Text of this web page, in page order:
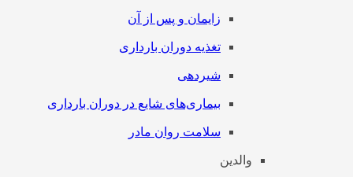
زایمان و پس از آن
تغذیه دوران بارداری
شیردهی
بیماری‌های شایع در دوران بارداری
سلامت روان مادر
والدین